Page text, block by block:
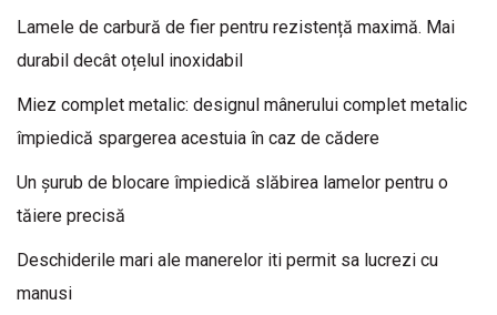
Lamele de carbură de fier pentru rezistență maximă. Mai
durabil decât oțelul inoxidabil
Miez complet metalic: designul mânerului complet metalic
împiedică spargerea acestuia în caz de cădere
Un șurub de blocare împiedică slăbirea lamelor pentru o
tăiere precisă
Deschiderile mari ale manerelor iti permit sa lucrezi cu
manusi